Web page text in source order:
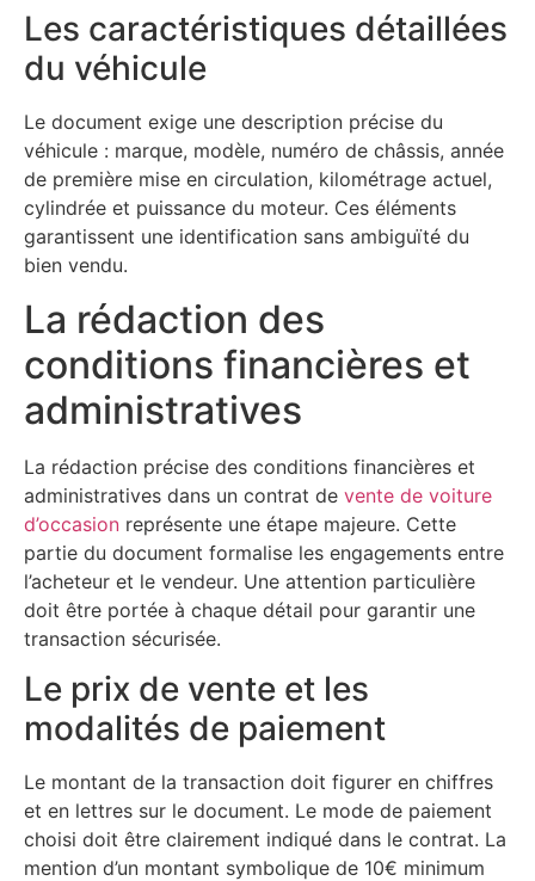
Les caractéristiques détaillées
du véhicule
Le document exige une description précise du
véhicule : marque, modèle, numéro de châssis, année
de première mise en circulation, kilométrage actuel,
cylindrée et puissance du moteur. Ces éléments
garantissent une identification sans ambiguïté du
bien vendu.
La rédaction des
conditions financières et
administratives
La rédaction précise des conditions financières et
administratives dans un contrat de vente de voiture
d’occasion représente une étape majeure. Cette
partie du document formalise les engagements entre
l’acheteur et le vendeur. Une attention particulière
doit être portée à chaque détail pour garantir une
transaction sécurisée.
Le prix de vente et les
modalités de paiement
Le montant de la transaction doit figurer en chiffres
et en lettres sur le document. Le mode de paiement
choisi doit être clairement indiqué dans le contrat. La
mention d’un montant symbolique de 10€ minimum